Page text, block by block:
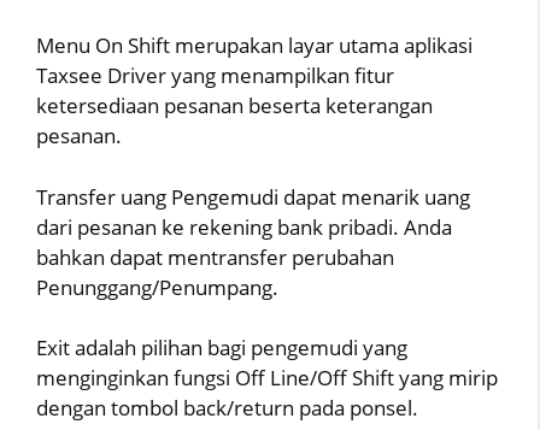
Menu On Shift merupakan layar utama aplikasi
Taxsee Driver yang menampilkan fitur
ketersediaan pesanan beserta keterangan
pesanan.
Transfer uang Pengemudi dapat menarik uang
dari pesanan ke rekening bank pribadi. Anda
bahkan dapat mentransfer perubahan
Penunggang/Penumpang.
Exit adalah pilihan bagi pengemudi yang
menginginkan fungsi Off Line/Off Shift yang mirip
dengan tombol back/return pada ponsel.